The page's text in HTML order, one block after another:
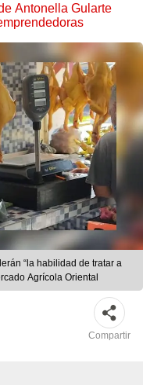
Antonella Gularte
“la habilidad de tratar a
Agrícola Oriental
Compartir